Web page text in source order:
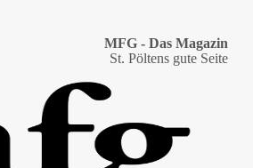
MFG - Das Magazin
St. Pöltens gute Seite